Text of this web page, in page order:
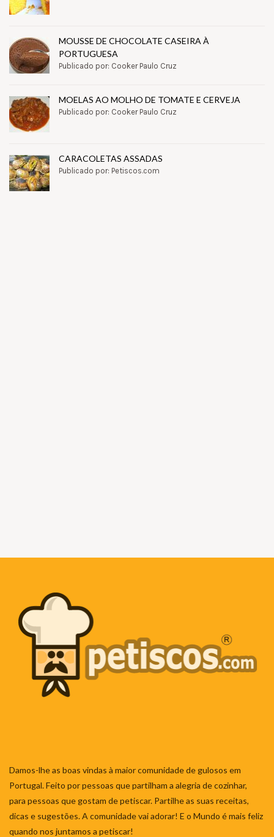
MOUSSE DE CHOCOLATE CASEIRA À
PORTUGUESA
Publicado por: Cooker Paulo Cruz
MOELAS AO MOLHO DE TOMATE E CERVEJA
Publicado por: Cooker Paulo Cruz
CARACOLETAS ASSADAS
Publicado por: Petiscos.com
Damos-lhe as boas vindas à maior comunidade de gulosos em
Portugal. Feito por pessoas que partilham a alegria de cozinhar,
para pessoas que gostam de petiscar. Partilhe as suas receitas,
dicas e sugestões. A comunidade vai adorar! E o Mundo é mais feliz
quando nos juntamos a petiscar!